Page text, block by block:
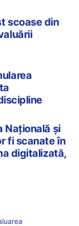
scoase din
Națională și
fi scanate în
digitalizată,